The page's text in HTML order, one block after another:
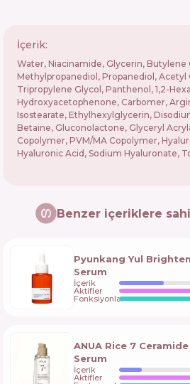
İçerik:
Water, Niacinamide, Glycerin, Butylene
Methylpropanediol, Propanediol, Acetyl
Tripropylene Glycol, Panthenol, 1,2-
Hydroxyacetophenone, Carbomer,
Isostearate, Ethylhexylglycerin,
Betaine, Gluconolactone, Glyceryl
Copolymer, PVM/MA Copolymer,
Hyaluronic Acid, Sodium Hyaluronate,
Benzer içeriklere
Pyunkang Yul
Serum
İçerik
Aktifler
Fonksiyonlar
ANUA Rice 7
Serum
İçerik
Aktifler